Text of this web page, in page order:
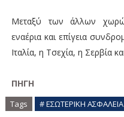
Μεταξύ των άλλων
εναέρια και επίγεια
Ιταλία, η Τσεχία, η Σερβία
ΠΗΓΗ
Tags # ΕΣΩΤΕΡΙΚΗ ΑΣΦΑΛΕΙΑ